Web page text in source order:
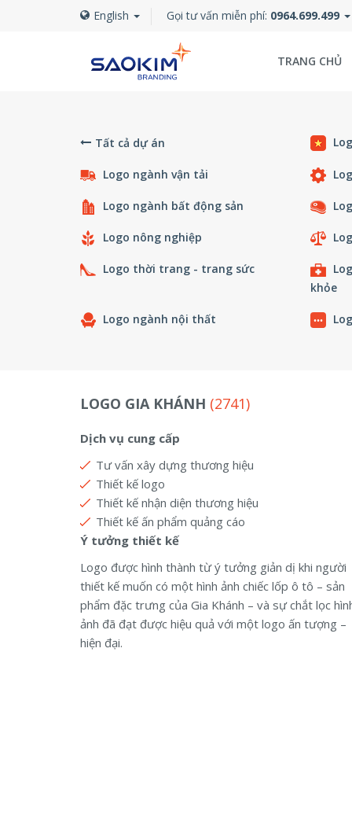
English Gọi tư vấn miễn phí: 0964.699.499
TRANG CHỦ
Tất cả dự án
Logo ngành vận tải
Logo ngành bất động sản
Logo nông nghiệp
Logo thời trang - trang sức
khỏe
Logo ngành nội thất
LOGO GIA KHÁNH (2741)
Dịch vụ cung cấp
Tư vấn xây dựng thương hiệu
Thiết kế logo
Thiết kế nhận diện thương hiệu
Thiết kế ấn phẩm quảng cáo
Ý tưởng thiết kế
Logo được hình thành từ ý tưởng giản dị khi người
thiết kế muốn có một hình ảnh chiếc lốp ô tô – sản
phẩm đặc trưng của Gia Khánh – và sự chắt lọc
ảnh đã đạt được hiệu quả với một logo ấn tượng –
hiện đại.